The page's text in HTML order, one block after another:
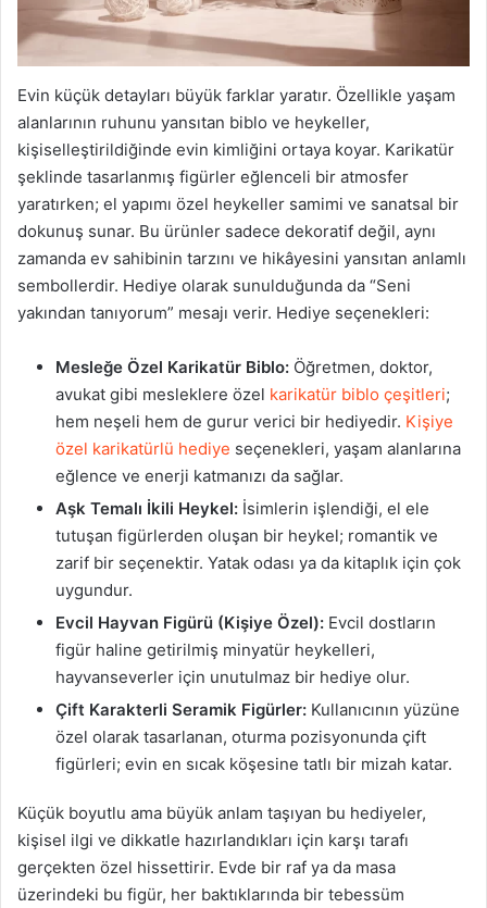
Evin küçük detayları büyük farklar yaratır. Özellikle yaşam
alanlarının ruhunu yansıtan biblo ve heykeller,
kişiselleştirildiğinde evin kimliğini ortaya koyar. Karikatür
şeklinde tasarlanmış figürler eğlenceli bir atmosfer
yaratırken; el yapımı özel heykeller samimi ve sanatsal bir
dokunuş sunar. Bu ürünler sadece dekoratif değil, aynı
zamanda ev sahibinin tarzını ve hikâyesini yansıtan anlamlı
sembollerdir. Hediye olarak sunulduğunda da “Seni
yakından tanıyorum” mesajı verir. Hediye seçenekleri:
Mesleğe Özel Karikatür Biblo: Öğretmen, doktor,
avukat gibi mesleklere özel karikatür biblo çeşitleri;
hem neşeli hem de gurur verici bir hediyedir. Kişiye
özel karikatürlü hediye seçenekleri, yaşam alanlarına
eğlence ve enerji katmanızı da sağlar.
Aşk Temalı İkili Heykel: İsimlerin işlendiği, el ele
tutuşan figürlerden oluşan bir heykel; romantik ve
zarif bir seçenektir. Yatak odası ya da kitaplık için çok
uygundur.
Evcil Hayvan Figürü (Kişiye Özel): Evcil dostların
figür haline getirilmiş minyatür heykelleri,
hayvanseverler için unutulmaz bir hediye olur.
Çift Karakterli Seramik Figürler: Kullanıcının yüzüne
özel olarak tasarlanan, oturma pozisyonunda çift
figürleri; evin en sıcak köşesine tatlı bir mizah katar.
Küçük boyutlu ama büyük anlam taşıyan bu hediyeler,
kişisel ilgi ve dikkatle hazırlandıkları için karşı tarafı
gerçekten özel hissettirir. Evde bir raf ya da masa
üzerindeki bu figür, her baktıklarında bir tebessüm